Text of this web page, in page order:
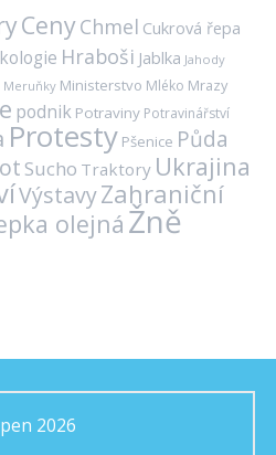
CenyChmel Cukrová řepa
Hraboši Jablka Jahody
Meruňky Ministerstvo Mléko Mrazy
podnik Potraviny Potravinářství
Protesty Pšenice Půda
Sucho Traktory Ukrajina
VýstavyZahraniční
olejná Žně
2026